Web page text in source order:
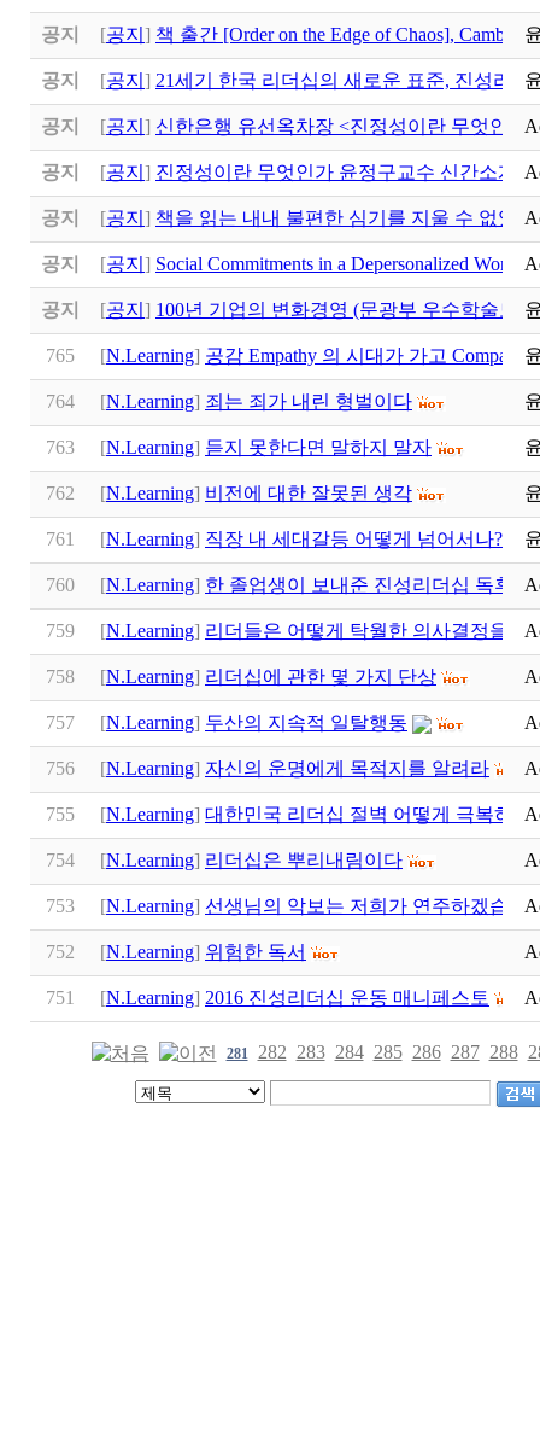
공지 [공지 ] 책 출간 [Order on the Edge of Chaos],
공지 [공지 ] 21세기 한국 리더십의 새로운 표준, 진성리더
공지 [공지 ] 신한은행 유선옥차장 <진정성이란 무엇인가
공지 [공지 ] 진정성이란 무엇인가 윤정구교수 신간소개
공지 [공지 ] 책을 읽는 내내 불편한 심기를 지울 수 없었다
공지 [공지 ] Social Commitments in a Depersonalized World
공지 [공지 ] 100년 기업의 변화경영 (문광부 우수학술도
765 [N.Learning] 공감 Empathy 의 시대가 가고
764 [N.Learning] 죄는 죄가 내린 형벌이다
763 [N.Learning] 듣지 못한다면 말하지 말자
762 [N.Learning] 비전에 대한 잘못된 생각
761 [N.Learning] 직장 내 세대갈등 어떻게 넘어서나?
760 [N.Learning] 한 졸업생이 보내준 진성리더십 독후감
759 [N.Learning] 리더들은 어떻게 탁월한 의사결정을 내
758 [N.Learning] 리더십에 관한 몇 가지 단상
757 [N.Learning] 두산의 지속적 일탈행동
756 [N.Learning] 자신의 운명에게 목적지를 알려라
755 [N.Learning] 대한민국 리더십 절벽 어떻게 극복하나?
754 [N.Learning] 리더십은 뿌리내림이다
753 [N.Learning] 선생님의 악보는 저희가 연주하겠습니
752 [N.Learning] 위험한 독서
751 [N.Learning] 2016 진성리더십 운동 매니페스토
281 282 283 284 285 286 287 288